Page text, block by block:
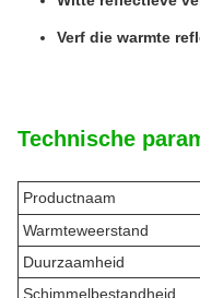
Verf die warmte
Technische
Productnaam
Warmteweerstand
Duurzaamheid
Schimmelbestandheid